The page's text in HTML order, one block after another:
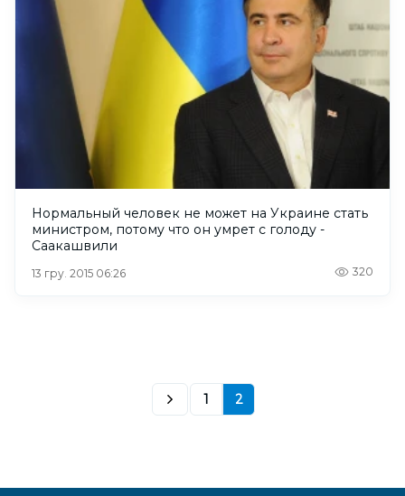
Нормальный человек не может на Украине стать
министром, потому что он умрет с голоду -
Саакашвили
13 гру. 2015 06:26 320
1 2